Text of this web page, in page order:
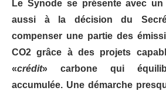
Le Synode se présente avec
aussi à la décision du
compenser une partie des
CO2 grâce à des projets
«crédit» carbone qui
accumulée. Une démarche